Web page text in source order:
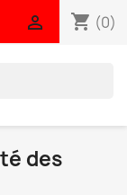
shopping_cart (0)

des